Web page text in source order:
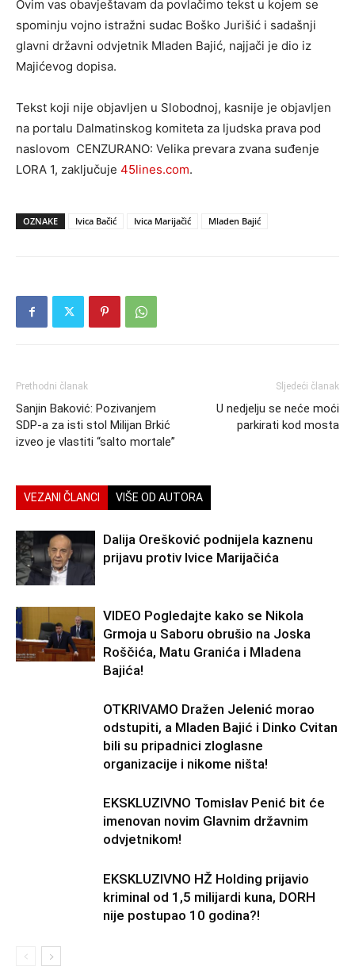
Ovim vas obavještavam da povlačimo tekst u kojem se
spominju vojno istražni sudac Boško Jurišić i sadašnji
glavni državni odvjetnik Mladen Bajić, najjači je dio iz
Majićevog dopisa.
Tekst koji nije objavljen u Slobodnoj, kasnije je objavljen
na portalu Dalmatinskog komiteta za ljudska prava pod
naslovom CENZURANO: Velika prevara zvana suđenje
LORA 1, zaključuje 45lines.com.
OZNAKE Ivica Bačić Ivica Marijačić Mladen Bajić
Prethodni članak
Sanjin Baković: Pozivanjem
SDP-a za isti stol Milijan Brkić
izveo je vlastiti “salto mortale”
Sljedeći članak
U nedjelju se neće moći
parkirati kod mosta
VEZANI ČLANCI VIŠE OD AUTORA
Dalija Orešković podnijela kaznenu
prijavu protiv Ivice Marijačića
VIDEO Pogledajte kako se Nikola
Grmoja u Saboru obrušio na Joska
Roščića, Matu Granića i Mladena
Bajića!
OTKRIVAMO Dražen Jelenić morao
odstupiti, a Mladen Bajić i Dinko Cvitan
bili su pripadnici zloglasne
organizacije i nikome ništa!
EKSKLUZIVNO Tomislav Penić bit će
imenovan novim Glavnim državnim
odvjetnikom!
EKSKLUZIVNO HŽ Holding prijavio
kriminal od 1,5 milijardi kuna, DORH
nije postupao 10 godina?!